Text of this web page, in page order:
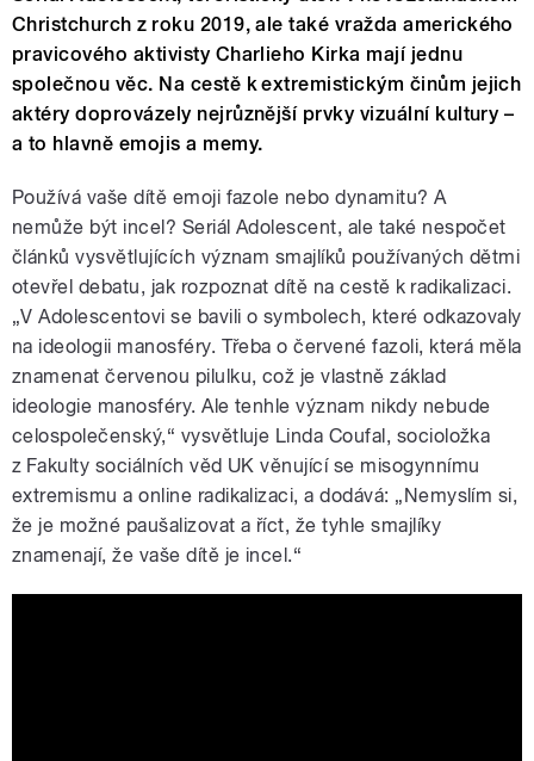
Christchurch z roku 2019, ale také vražda amerického
pravicového aktivisty Charlieho Kirka mají jednu
společnou věc. Na cestě k extremistickým činům jejich
aktéry doprovázely nejrůznější prvky vizuální kultury –
a to hlavně emojis a memy.
Používá vaše dítě emoji fazole nebo dynamitu? A
nemůže být incel? Seriál Adolescent, ale také nespočet
článků vysvětlujících význam smajlíků používaných dětmi
otevřel debatu, jak rozpoznat dítě na cestě k radikalizaci.
„V Adolescentovi se bavili o symbolech, které odkazovaly
na ideologii manosféry. Třeba o červené fazoli, která měla
znamenat červenou pilulku, což je vlastně základ
ideologie manosféry. Ale tenhle význam nikdy nebude
celospolečenský,“ vysvětluje Linda Coufal, socioložka
z Fakulty sociálních věd UK věnující se misogynnímu
extremismu a online radikalizaci, a dodává: „Nemyslím si,
že je možné paušalizovat a říct, že tyhle smajlíky
znamenají, že vaše dítě je incel.“